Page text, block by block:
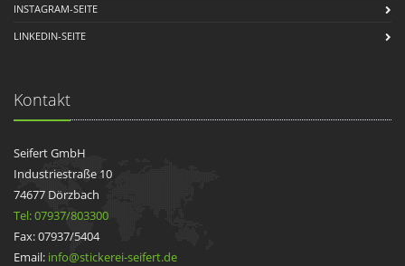
INSTAGRAM-SEITE
LINKEDIN-SEITE
Kontakt
Seifert GmbH
Industriestraße 10
74677 Dörzbach
Tel: 07937/803300
Fax: 07937/5404
Email: info@stickerei-seifert.de